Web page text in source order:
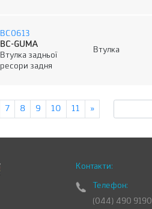
BC0613
BC-GUMA
Втулка задньої
ресори задня
Втулка
7 8 9 10 11 »
Контакти:
Телефон:
(044) 490 9190